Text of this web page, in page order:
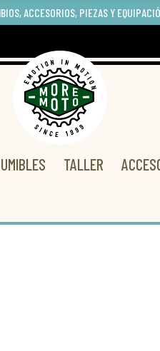
ACCESORIOS, PIEZAS Y
TALLER